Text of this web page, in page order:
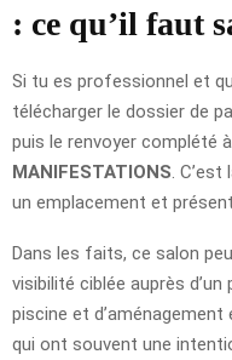
: ce qu’il faut
Si tu es professionnel et
télécharger le dossier de
puis le renvoyer complété à
MANIFESTATIONS .
un emplacement et
Dans les faits, ce salon
visibilité ciblée auprès
piscine et
qui ont souvent une